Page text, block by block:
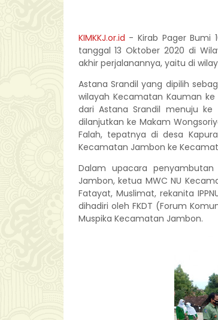
KIMKKJ.or.id - Kirab Pager Bumi
tanggal 13 Oktober 2020 di
akhir perjalanannya, yaitu di
Astana Srandil yang dipilih
wilayah Kecamatan Kauman
dari Astana Srandil menuju
dilanjutkan ke Makam
Falah, tepatnya di desa
Kecamatan Jambon ke
Dalam upacara
Jambon, ketua MWC NU
Fatayat, Muslimat, rekanita
dihadiri oleh FKDT (Forum
Muspika Kecamatan Jambon.